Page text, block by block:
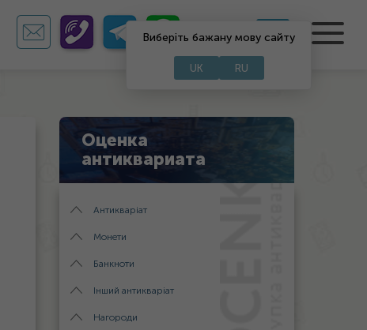
UA
Виберіть бажану мову сайту
UK RU
Оценка
антиквариата
Антикваріат
Монети
Банкноти
Інший антикваріат
Нагороди